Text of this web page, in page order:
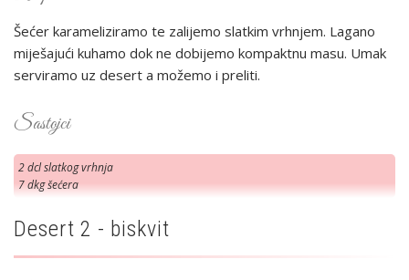
Šećer karameliziramo te zalijemo slatkim vrhnjem. Lagano
miješajući kuhamo dok ne dobijemo kompaktnu masu. Umak
serviramo uz desert a možemo i preliti.
Sastojci
2 dcl slatkog vrhnja
7 dkg šećera
Desert 2 - biskvit